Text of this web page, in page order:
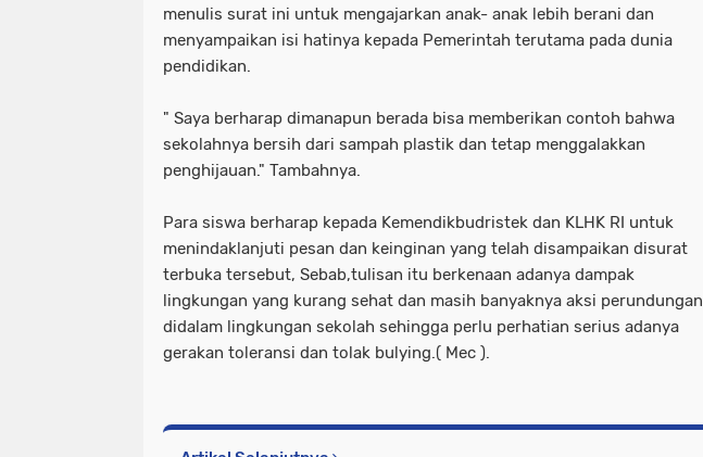
menulis surat ini untuk mengajarkan anak- anak lebih berani dan
menyampaikan isi hatinya kepada Pemerintah terutama pada dunia
pendidikan.
" Saya berharap dimanapun berada bisa memberikan contoh bahwa
sekolahnya bersih dari sampah plastik dan tetap menggalakkan
penghijauan." Tambahnya.
Para siswa berharap kepada Kemendikbudristek dan KLHK RI untuk
menindaklanjuti pesan dan keinginan yang telah disampaikan disurat
terbuka tersebut, Sebab,tulisan itu berkenaan adanya dampak
lingkungan yang kurang sehat dan masih banyaknya aksi perundungan
didalam lingkungan sekolah sehingga perlu perhatian serius adanya
gerakan toleransi dan tolak bulying.( Mec ).